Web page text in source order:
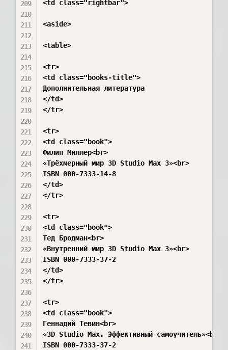
<td class="rightbar">
<aside>
<table>
<tr>
<td class="books-title">
Дополнительная литература
</td>
</tr>
<tr>
<td class="book">
Филип Миллер<br>
«Трёхмерный мир 3D Studio Max 3»<br>
ISBN 000-7333-14-8
</td>
</tr>
<tr>
<td class="book">
Тед Бродман<br>
«Внутренний мир 3D Studio Max 3»<br>
ISBN 000-7333-37-2
</td>
</tr>
<tr>
<td class="book">
Геннадий Тевин<br>
«3D Studio Max. Эффективный самоучитель»<br>
ISBN 000-7333-37-2